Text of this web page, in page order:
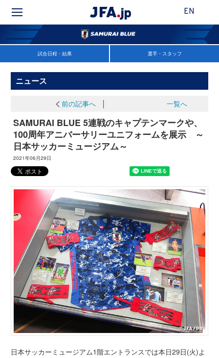
EN
試合日程・結果 選手・スタッフ
ニュース
前の記事へ│ 一覧へ
SAMURAI BLUE 5連戦のキャプテンマークや、
100周年アニバーサリーユニフォームを展示 ～
日本サッカーミュージアム～
2021年06月29日
日本サッカーミュージアム1階エントランスでは本日29日(火)よ